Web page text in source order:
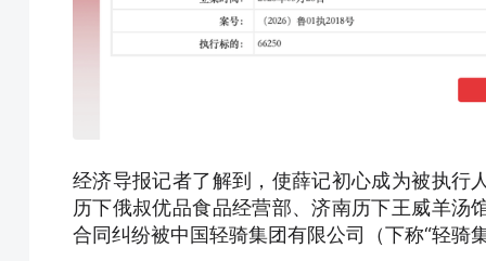
经济导报记者了解到，使薛记初心成为被执行
历下俄叔优品食品经营部、济南历下王威羊汤
合同纠纷被中国轻骑集团有限公司（下称“轻骑